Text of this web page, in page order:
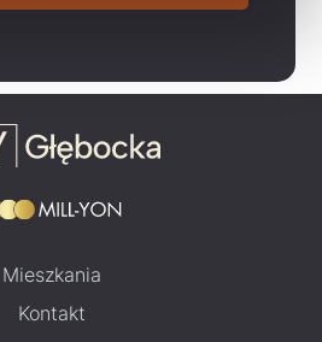
Mieszkania
Kontakt